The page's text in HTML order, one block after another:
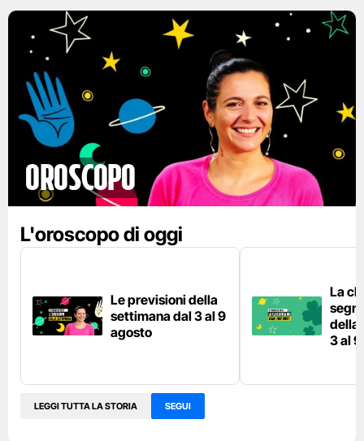
Oroscopo
L'oroscopo di oggi
Le previsioni della
settimana dal 3 al 9
agosto
La
della
3 al
LEGGI TUTTA LA STORIA SEGUI